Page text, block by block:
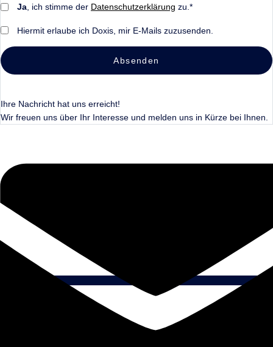
Ja, ich stimme der Datenschutzerklärung zu.*
Hiermit erlaube ich Doxis, mir E-Mails zuzusenden.
Absenden
Ihre Nachricht hat uns erreicht!
Wir freuen uns über Ihr Interesse und melden uns in Kürze bei Ihnen.